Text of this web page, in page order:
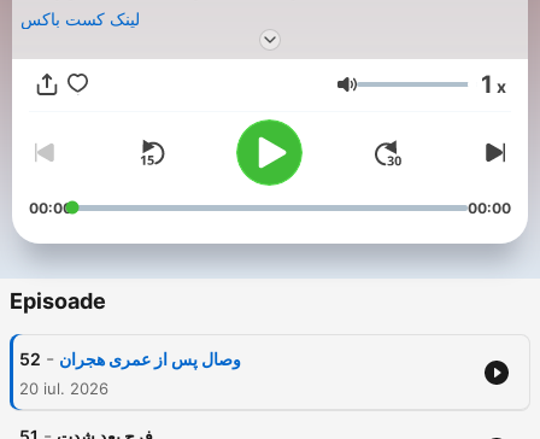
لینک کست باکس
Volum 1 x
00:00 00:00
Episoade
52 - وصال پس از عمری هجران
20 iul. 2026